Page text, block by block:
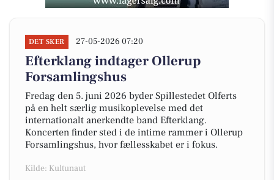
DET SKER 27-05-2026 07:20
Efterklang indtager Ollerup
Forsamlingshus
Fredag den 5. juni 2026 byder Spillestedet Olferts
på en helt særlig musikoplevelse med det
internationalt anerkendte band Efterklang.
Koncerten finder sted i de intime rammer i Ollerup
Forsamlingshus, hvor fællesskabet er i fokus.
Kilde: Kultunaut